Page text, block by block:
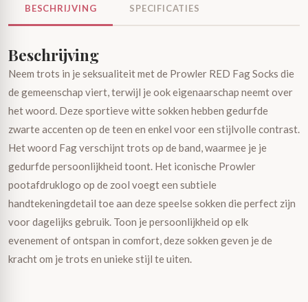
BESCHRIJVING SPECIFICATIES
Beschrijving
Neem trots in je seksualiteit met de Prowler RED Fag Socks die
de gemeenschap viert, terwijl je ook eigenaarschap neemt over
het woord. Deze sportieve witte sokken hebben gedurfde
zwarte accenten op de teen en enkel voor een stijlvolle contrast.
Het woord Fag verschijnt trots op de band, waarmee je je
gedurfde persoonlijkheid toont. Het iconische Prowler
pootafdruklogo op de zool voegt een subtiele
handtekeningdetail toe aan deze speelse sokken die perfect zijn
voor dagelijks gebruik. Toon je persoonlijkheid op elk
evenement of ontspan in comfort, deze sokken geven je de
kracht om je trots en unieke stijl te uiten.